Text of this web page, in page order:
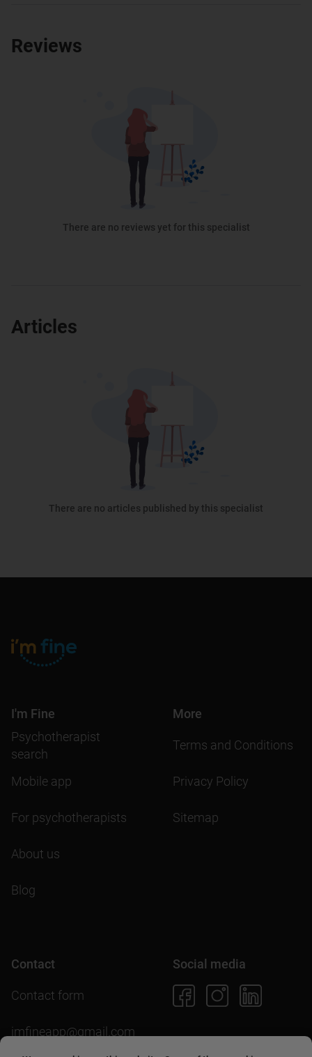
Reviews
There are no reviews yet for this specialist
Articles
There are no articles published by this specialist
I'm Fine
Psychotherapist
search
Mobile app
For psychotherapists
About us
Blog
More
Terms and Conditions
Privacy Policy
Sitemap
Contact
Contact form
imfineapp@gmail.com
Social media